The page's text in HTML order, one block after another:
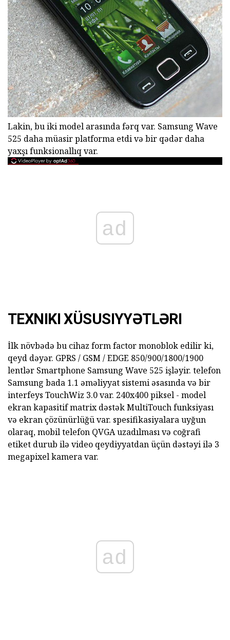
Lakin, bu iki model arasında fərq var. Samsung Wave
525 daha müasir platforma etdi və bir qədər daha
yaxşı funksionallıq var.
ad
TEXNIKI XÜSUSIYYƏTLƏRI
İlk növbədə bu cihaz form factor monoblok edilir ki,
qeyd dəyər. GPRS / GSM / EDGE 850/900/1800/1900
lentlər Smartphone Samsung Wave 525 işləyir. telefon
Samsung bada 1.1 əməliyyat sistemi əsasında və bir
interfeys TouchWiz 3.0 var. 240x400 piksel - model
ekran kapasitif matrix dəstək MultiTouch funksiyası
və ekran çözünürlüğü var. spesifikasiyalara uyğun
olaraq, mobil telefon QVGA uzadılması və coğrafi
etiket durub ilə video qeydiyyatdan üçün dəstəyi ilə 3
megapixel kamera var.
ad